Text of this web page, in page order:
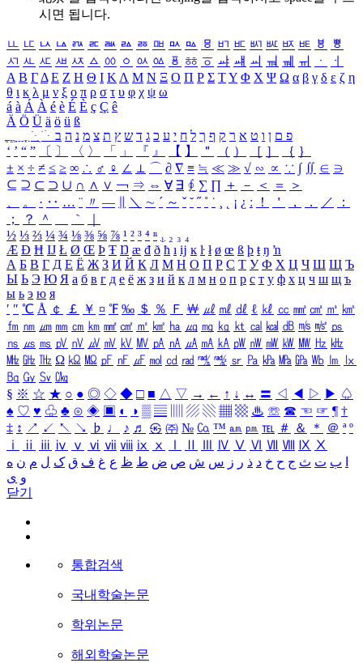
시면 됩니다.
ㅥ ㅦ ㅧ ㅨ ㅩ ㅪ ㅫ ㅬ ㅭ ㅮ ㅯ ㅰ ㅱ ㅲ ㅳ ㅴ ㅵ ㅶ ㅷ ㅸ
ㅹ
ㅺ ㅻ ㅼ ㅽ ㅾ ㅿ ㆀ ㆁ ㆂ ㆃ ㆄ ㆅ ㆆ ㆇ ㆈ ㆉ ㆊ ㆋ ㆌ ㆍ
ㆎ
Α Β ΓΔ Ε Ζ Η Θ Ι ΚΛ Μ Ν Ξ Ο Π Ρ Σ ΤΥ Φ Χ Ψ Ω α β γ δ ε ζ η
θ ι κ λ μ ν ξ ο π ρ σ τ υ φ χ ψ ω
á à Á À é è É È ç Ç ê
Ä Ö Ü ä ö ü ß
ִֶֹ ֻּ ׁׂ פ ם ן ו ט א ר ק ף ך ל ח י ע כ ג ד ש ץ ת צ מ נ ה ב
‘ ’ “ ” 〔 〕 〈 〉 「 」 『 』 【 】 ＂ （ ） ［ ］ ｛ ｝
± × ÷ ≠ ≤ ≥ ∞ ∴ ♂ ♀ ∠ ⊥ ⌒ ∂ ∇ ≡ ≒ ≪ ≫ √ ∽ ∝ ∵ ∫ ∬ ∈ ∋
⊆ ⊇ ⊂ ⊃ ∪ ∩ ∧ ∨ ￢ ⇒ ⇔ ∀ ∃ ∮ ∑ ∏ ＋ － ＜ ＝
＞
、
。 · ‥ … ¨ 〃 ― ＼ ∼ ´ ～ ˇ ˘ ˝ ˚ ˙ ¸ ¡ ¿ ː ！ ＇ ， ． ／
：
；
？ ＾ ｀
½ ⅓ ⅔ ¼ ¾ ⅛ ⅜ ⅝ ⅞ ¹ ² ³ ⁴ ⁿ ₁ ₂ ₃ ₄
Æ Ð Ħ Ĳ Ł Ø Œ Þ Ŧ Ŋ æ đ ð ħ ı ĳ ĸ ŀ ł ø œ ß þ ŧ ŋ ŉ
А Б В Г Д Е Ё Ж З И Й К Л М Н О П Р С Т У Ф Х Ц Ч Ш Щ Ъ
Ы Ь Э Ю Я а б в г д е ё ж з и й к л м н о п р с т у ф х ц ч ш щ ъ
ы ь э ю я
′ ″ ℃ Å ￠ ￡ ￥ ¤ ℉ ‰ ＄ ％ Ｆ ￦ ㎕ ㎖ ㎗ ℓ ㎘ ㏄ ㎣ ㎤ ㎥ ㎦
㎙ ㎚ ㎛ ㎜ ㎝ ㎞ ㎟ ㎠ ㎡ ㎢ ㏊ ㎍ ㎎ ㎏ ㏏ ㎈ ㎉ ㏈ ㎧ ㎨ ㎰
㎱ ㎲ ㎳ ㎴ ㎵ ㎶ ㎷ ㎸ ㎹ ㎀ ㎁ ㎂ ㎃ ㎄ ㎺ ㎻ ㎽ ㎾ ㎿ ㎐ ㎑
㎒ ㎓ ㎔ Ω ㏀ ㏁ ㎊ ㎋ ㎌ ㏖ ㏅ ㎭ ㎮ ㎯ ㏛ ㎩ ㎪ ㎫ ㎬ ㏝ ㏐
㏓
㏃ ㏉ ㏜ ㏆
§ ※ ☆ ★ ○ ● ◎ ◇ ◆ □ ■ △ ▽ → ← ↑ ↓ ↔ 〓 ◁ ◀ ▷ ▶ ♤
♠ ♡ ♥ ♧ ♣ ⊙ ◈ ▣ ◐ ◑ ▒ ▤ ▨ ▧ ▦ ▩ ♨ ☏ ☎ ☜ ☞ ¶ †
‡ ↕ ↗ ↙ ↖ ↘ ♭ ♩ ♪ ♬ ㉿ ㈜ № ㏇ ™ ㏂ ㏘ ℡ ＃ ＆ ＊ ＠ ª º
ⅰ
ⅱ ⅲ ⅳ ⅴ ⅵ ⅶ ⅷ ⅸ ⅹ Ⅳ Ⅴ Ⅵ Ⅶ Ⅷ Ⅸ Ⅹ
ب ت ث ج ح خ د ذ ر ز س ش ص ض ط ظ ع غ ف ق ک ل م ن ه
و ی
닫기
통합검색
국내학술논문
학위논문
해외학술논문